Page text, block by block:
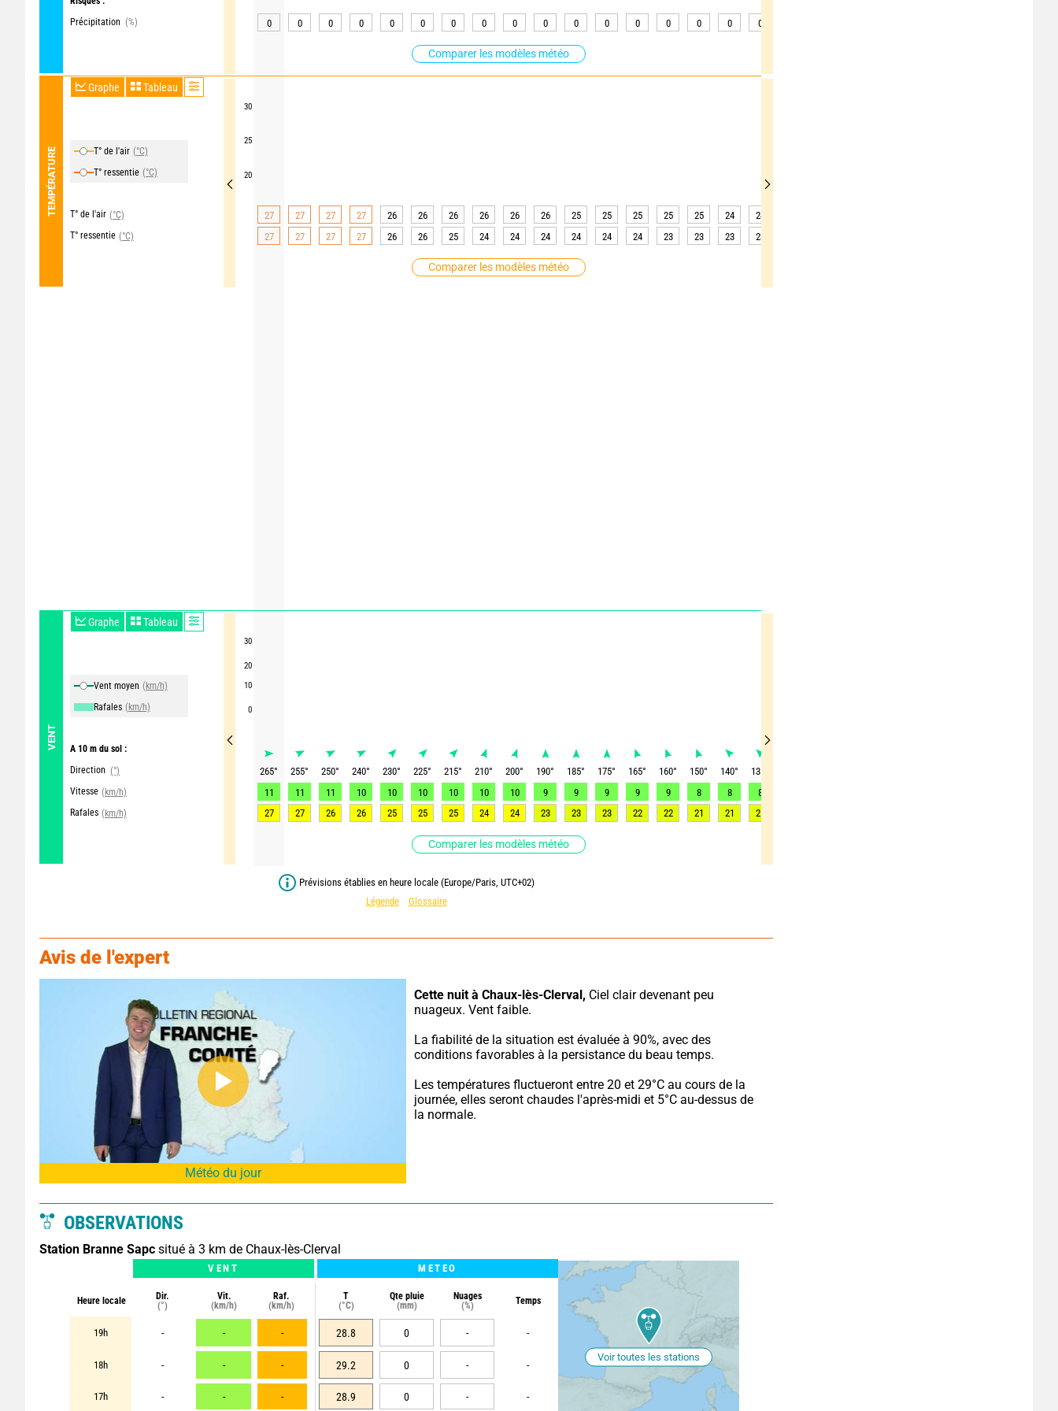
Précipitation (%)
Comparer les modèles météo
TEMPÉRATURE
Graphe Tableau
T° de l'air (°C)
T° ressentie (°C)
T° de l'air (°C)
T° ressentie (°C)
Comparer les modèles météo
VENT
Graphe Tableau
Vent moyen (km/h)
Rafales (km/h)
A 10 m du sol :
Direction (°)
Vitesse (km/h)
Rafales (km/h)
Comparer les modèles météo
30
25
20
30
20
10
0
0 0 0 0 0 0 0 0 0 0 0 0 0 0 0 0 0
27 27 27 27 26 26 26 26 26 26 25 25 25 25 25 24 24
27
27 27 27 26 26 25 24 24 24 24 24 24 23 23 23 23
265° 255° 250° 240° 230° 225° 215° 210° 200° 190° 185° 175° 165° 160° 150° 140° 135
11
11 11 10 10 10 10 10 10 9 9 9 9 9 8 8 8
27
27 26 26 25 25 25 24 24 23 23 23 22 22 21 21 21
Prévisions établies en heure locale (Europe/Paris, UTC+02)
Légende
Glossaire
Avis de l'expert
Météo du jour
Cette nuit à Chaux-lès-Clerval, Ciel clair devenant peu
nuageux. Vent faible.
La fiabilité de la situation est évaluée à 90%, avec des
conditions favorables à la persistance du beau temps.
Les températures fluctueront entre 20 et 29°C au cours de la
journée, elles seront chaudes l'après-midi et 5°C au-dessus de
la normale.
OBSERVATIONS
Station Branne Sapc situé à 3 km de Chaux-lès-Clerval
VENT METEO
Heure locale
Dir.
(°)
Vit.
(km/h)
Raf.
(km/h)
T
(°C)
Qte pluie
(mm)
Nuages
(%)
Temps
19h - - - 28.8 0 - -
18h - - - 29.2 0 - -
17h - - - 28.9 0 - -
Voir toutes les stations